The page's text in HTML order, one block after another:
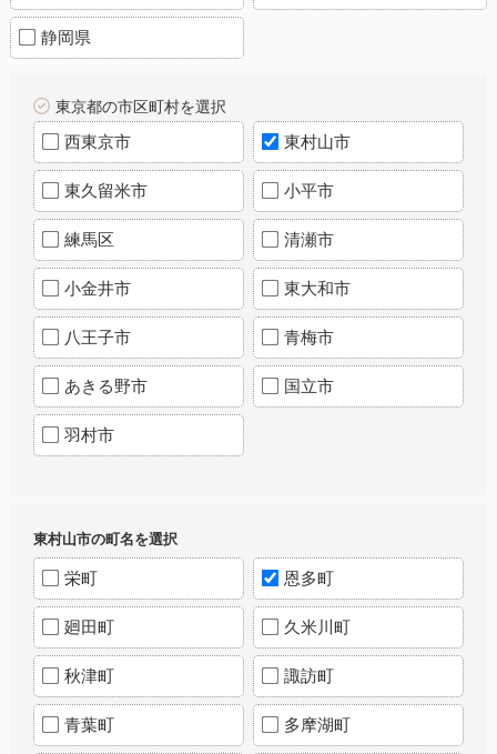
静岡県
東京都の市区町村を選択
西東京市 東村山市
東久留米市 小平市
練馬区 清瀬市
小金井市 東大和市
八王子市 青梅市
あきる野市 国立市
羽村市
東村山市の町名を選択
栄町 恩多町
廻田町 久米川町
秋津町 諏訪町
青葉町 多摩湖町